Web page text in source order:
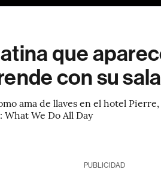
que
con su
ama de llaves en el hotel
We Do All Day
PUBLICIDAD